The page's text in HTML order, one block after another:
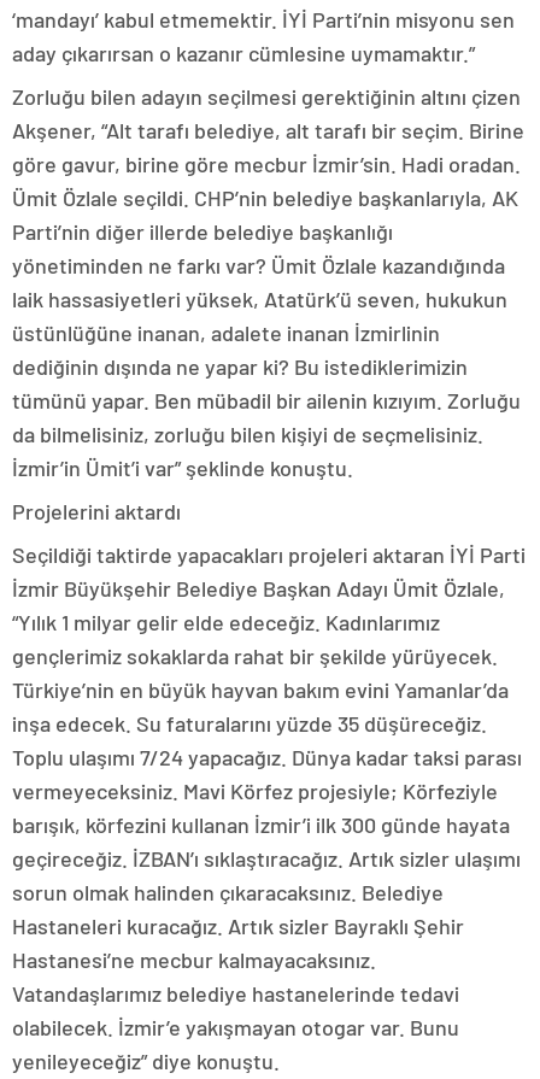
‘mandayı’ kabul etmemektir. İYİ Parti’nin misyonu sen
aday çıkarırsan o kazanır cümlesine uymamaktır.”
Zorluğu bilen adayın seçilmesi gerektiğinin altını çizen
Akşener, “Alt tarafı belediye, alt tarafı bir seçim. Birine
göre gavur, birine göre mecbur İzmir’sin. Hadi oradan.
Ümit Özlale seçildi. CHP’nin belediye başkanlarıyla, AK
Parti’nin diğer illerde belediye başkanlığı
yönetiminden ne farkı var? Ümit Özlale kazandığında
laik hassasiyetleri yüksek, Atatürk’ü seven, hukukun
üstünlüğüne inanan, adalete inanan İzmirlinin
dediğinin dışında ne yapar ki? Bu istediklerimizin
tümünü yapar. Ben mübadil bir ailenin kızıyım. Zorluğu
da bilmelisiniz, zorluğu bilen kişiyi de seçmelisiniz.
İzmir’in Ümit’i var” şeklinde konuştu.
Projelerini aktardı
Seçildiği taktirde yapacakları projeleri aktaran İYİ Parti
İzmir Büyükşehir Belediye Başkan Adayı Ümit Özlale,
“Yılık 1 milyar gelir elde edeceğiz. Kadınlarımız
gençlerimiz sokaklarda rahat bir şekilde yürüyecek.
Türkiye’nin en büyük hayvan bakım evini Yamanlar’da
inşa edecek. Su faturalarını yüzde 35 düşüreceğiz.
Toplu ulaşımı 7/24 yapacağız. Dünya kadar taksi parası
vermeyeceksiniz. Mavi Körfez projesiyle; Körfeziyle
barışık, körfezini kullanan İzmir’i ilk 300 günde hayata
geçireceğiz. İZBAN’ı sıklaştıracağız. Artık sizler ulaşımı
sorun olmak halinden çıkaracaksınız. Belediye
Hastaneleri kuracağız. Artık sizler Bayraklı Şehir
Hastanesi’ne mecbur kalmayacaksınız.
Vatandaşlarımız belediye hastanelerinde tedavi
olabilecek. İzmir’e yakışmayan otogar var. Bunu
yenileyeceğiz” diye konuştu.